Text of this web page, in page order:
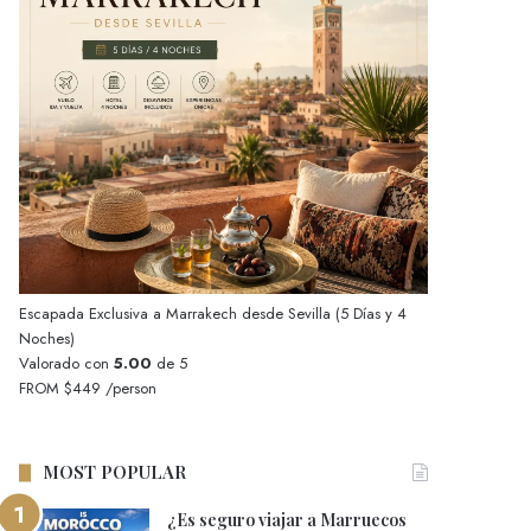
Escapada Exclusiva a Marrakech desde Sevilla (5 Días y 4
Noches)
Valorado con5.00 de 5
FROM$449 /person
MOST POPULAR
¿Es seguro viajar a Marruecos